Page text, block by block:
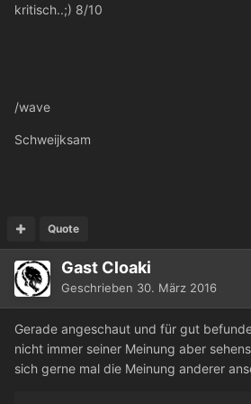
kritisch..;) 8/10
/wave
Schweijksam
Quote
Gast Cloaki
Geschrieben 30. März 2016
Gerade angeschaut und für gut
nicht immer seiner Meinung aber
sich gerne mal die Meinung anderer